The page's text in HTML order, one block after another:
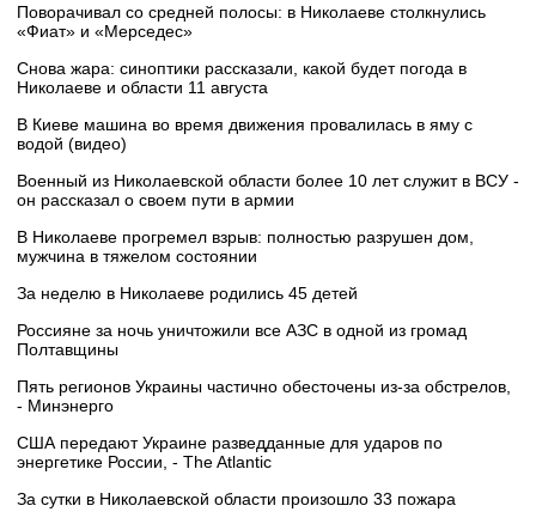
Поворачивал со средней полосы: в Николаеве столкнулись
«Фиат» и «Мерседес»
Снова жара: синоптики рассказали, какой будет погода в
Николаеве и области 11 августа
В Киеве машина во время движения провалилась в яму с
водой (видео)
Военный из Николаевской области более 10 лет служит в ВСУ -
он рассказал о своем пути в армии
В Николаеве прогремел взрыв: полностью разрушен дом,
мужчина в тяжелом состоянии
За неделю в Николаеве родились 45 детей
Россияне за ночь уничтожили все АЗС в одной из громад
Полтавщины
Пять регионов Украины частично обесточены из-за обстрелов,
- Минэнерго
США передают Украине разведданные для ударов по
энергетике России, - The Atlantic
За сутки в Николаевской области произошло 33 пожара